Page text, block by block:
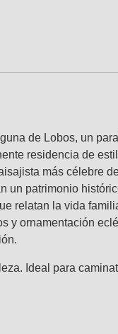
de Lobos, un
residencia de
más célebre
un patrimonio
relatan la vida
y ornamentación
Ideal para